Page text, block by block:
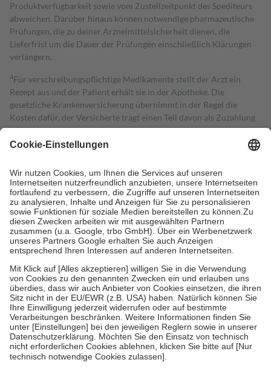
Produktverfügbarkeit sowie vom Zustellzeitpunkt des Spediteurs
abweichen. Darüber hinaus können notwendige pharmazeutische
Prüfungen, die zu deiner Arzneimittelsicherheit dienen, die
Lieferfrist um die Dauer der Prüfungen einschließlich Klärungen
verlängern.
4Für verschreibungspflichtige Medikamente stellt der Arzt ein
Rezept aus und der Patient erhält sie in der Apotheke. Die
gesetzliche Krankenversicherung übernimmt in der Regel die
Kosten dafür, der Versicherte trägt einen Teil davon als Zuzahlung
mit.
Grundsätzlich leisten Mitglieder Zuzahlungen in Höhe von zehn
höchstens zehn Euro.
Es sind jedoch nie mehr als die tatsächlichen
Kosten der Leistung zu entrichten.
Diese Regeln gelten grundsätzlich auch für Online-Apotheken.
Bei Heilmitteln und häuslicher Krankenpflege beträgt die
Zuzahlung zehn Prozent der Kosten sowie zehn Euro je
Verordnung.
Um das Engagement der Versicherten für ihre eigene Gesundheit zu
stärken und die besondere Stellung der Familie zu unterstützen,
fallenkeine Zuzahlungenan bei:
• Kindern und Jugendlichen bis zum vollendeten 18. Lebensjahr
mit Ausnahme der Fahrkosten
• Untersuchungen zur Vorsorge und Früherkennung, die von der
GKV getragen werden
• empfohlenen Schutzimpfungen
• Harn- und Blutteststreifen